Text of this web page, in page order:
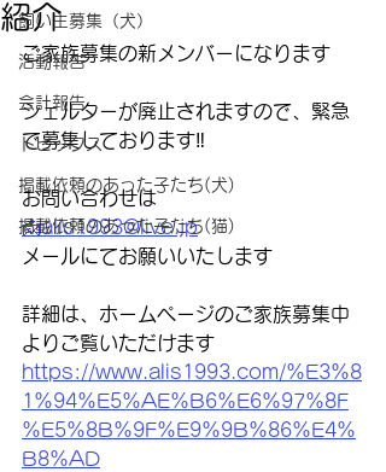
飼い主募集（犬）
活動報告
会計報告
トピックス
掲載依頼のあった子たち(犬)
掲載依頼のあった子たち(猫)
紹介
ご家族募集の新メンバーになります
シェルターが廃止されますので、緊急
で募集しております‼️
お問い合わせは
📩alis1993@live.jp
メールにてお願いいたします
詳細は、ホームページのご家族募集中
よりご覧いただけます
https://www.alis1993.com/%E3%8
1%94%E5%AE%B6%E6%97%8F
%E5%8B%9F%E9%9B%86%E4%
B8%AD